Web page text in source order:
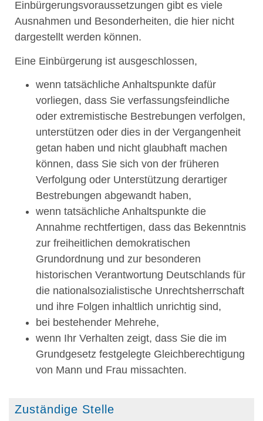
Einbürgerungsvoraussetzungen gibt es viele
Ausnahmen und Besonderheiten, die hier nicht
dargestellt werden können.
Eine Einbürgerung ist ausgeschlossen,
wenn tatsächliche Anhaltspunkte dafür
vorliegen, dass Sie verfassungsfeindliche
oder extremistische Bestrebungen verfolgen,
unterstützen oder dies in der Vergangenheit
getan haben und nicht glaubhaft machen
können, dass Sie sich von der früheren
Verfolgung oder Unterstützung derartiger
Bestrebungen abgewandt haben,
wenn tatsächliche Anhaltspunkte die
Annahme rechtfertigen, dass das Bekenntnis
zur freiheitlichen demokratischen
Grundordnung und zur besonderen
historischen Verantwortung Deutschlands für
die nationalsozialistische Unrechtsherrschaft
und ihre Folgen inhaltlich unrichtig sind,
bei bestehender Mehrehe,
wenn Ihr Verhalten zeigt, dass Sie die im
Grundgesetz festgelegte Gleichberechtigung
von Mann und Frau missachten.
Zuständige Stelle